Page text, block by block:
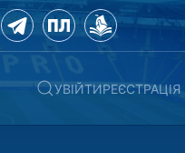
УВІЙТИРЕЄСТРАЦІЯ